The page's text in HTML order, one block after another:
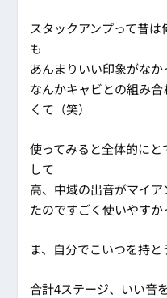
スタックアンプって昔
も
あんまりいい印象がなか
なんかキャビとの組み
くて（笑）
使ってみると全体的に
して
高、中域の出音がマイ
たのですごく使いやすか
ま、自分でこいつを持
合計4ステージ、いい音